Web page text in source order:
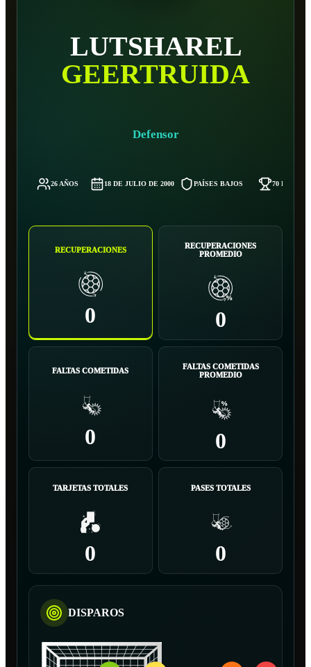
LUTSHAREL
GEERTRUIDA
Defensor
26 AÑOS 18 DE JULIO DE 2000 PAÍSES BAJOS 70 KG
RECUPERACIONES
0
RECUPERACIONES
PROMEDIO
0
FALTAS COMETIDAS
0
FALTAS COMETIDAS
PROMEDIO
0
TARJETAS TOTALES
0
PASES TOTALES
0
DISPAROS